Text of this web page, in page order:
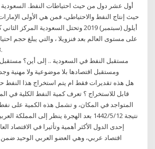
أول عشر دول من حيث احتياطات النفط. السعودية
أيلول (سبتمبر) 2019 وتحتل السعودية
على مستوى العالم بعد فنزويلا ، والتي يبلغ حجم
303.3 مليارات برميل.
مستقبل النفط في السعودية .. إلى أين؟
ومستقبل اقتصادها بلا موضوعية ولا مهنية
قابل للاستخراج ؟ تعرف كمية النفط الكلية في
المتواجد في المكان، و تشمل هذه الكمية على
نتيجة 12‏‏/5‏‏/1442 بعد الهجرة ينظر إلى
إحدى الدول الأكثر أهمية وتأثيرا في الاقتصاد
اقتصاد عربي، وهي العضو العربي الوحيد